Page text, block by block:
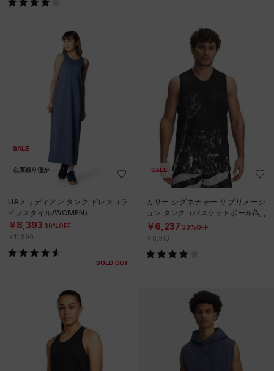
SALE
在庫残り僅か
UAメリディアン タンク ドレス（ラ
イフスタイル/WOMEN）
￥8,393 30%OFF
￥11,990
SOLD OUT
SALE
カリー シグネチャー サブリメーシ
ョン タンク（バスケットボール/ME
N）
￥6,237 30%OFF
￥8,910